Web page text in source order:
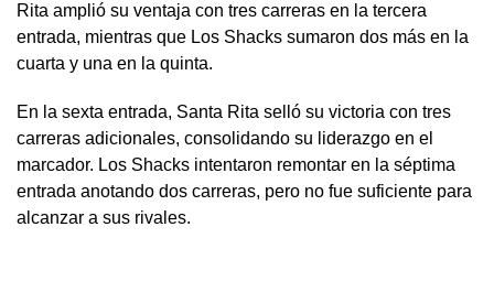
Rita amplió su ventaja con tres carreras en la tercera
entrada, mientras que Los Shacks sumaron dos más en la
cuarta y una en la quinta.
En la sexta entrada, Santa Rita selló su victoria con tres
carreras adicionales, consolidando su liderazgo en el
marcador. Los Shacks intentaron remontar en la séptima
entrada anotando dos carreras, pero no fue suficiente para
alcanzar a sus rivales.